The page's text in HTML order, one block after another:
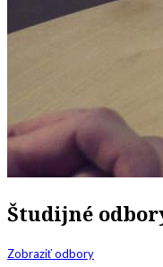
Študijné
Zobraziť odbory